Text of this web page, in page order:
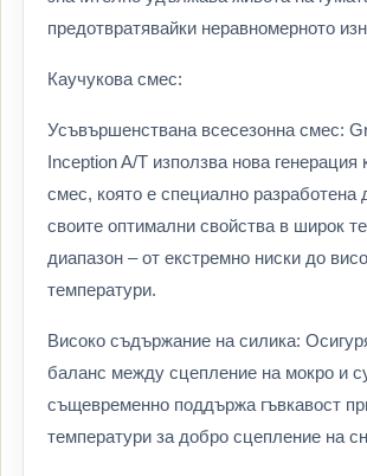
предотвратявайки неравномерното
Каучукова смес:
Усъвършенствана всесезонна смес:
Inception A/T използва нова генерация
смес, която е специално разработена
своите оптимални свойства в широк
диапазон – от екстремно ниски до
температури.
Високо съдържание на силика:
баланс между сцепление на мокро и
същевременно поддържа гъвкавост
температури за добро сцепление на